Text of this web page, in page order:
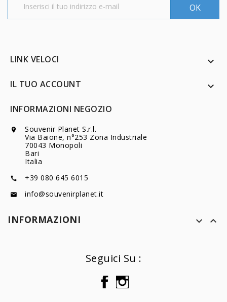
LINK VELOCI 
IL TUO ACCOUNT 
INFORMAZIONI NEGOZIO

Souvenir Planet S.r.l.
Via Baione, n°253 Zona Industriale
70043 Monopoli
Bari
Italia
 +39 080 645 6015
 info@souvenirplanet.it
INFORMAZIONI  
Seguici Su :